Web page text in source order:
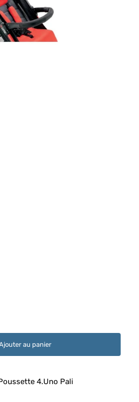
au panier
4.Uno Pali